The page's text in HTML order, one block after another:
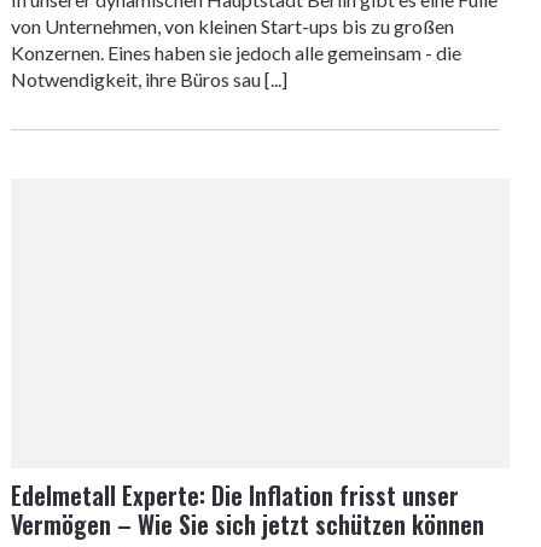
von Unternehmen, von kleinen Start-ups bis zu großen
Konzernen. Eines haben sie jedoch alle gemeinsam - die
Notwendigkeit, ihre Büros sau [...]
Edelmetall Experte: Die Inflation frisst unser
Vermögen – Wie Sie sich jetzt schützen können